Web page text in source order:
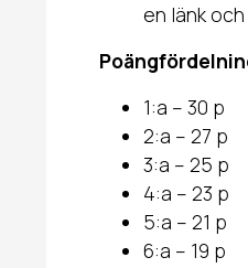
en länk
1:a – 30 p
2:a – 27 p
3:a – 25 p
4:a – 23 p
5:a – 21 p
6:a – 19 p